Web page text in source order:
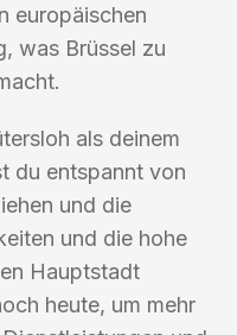
europäischen
was Brüssel zu
als deinem
du entspannt von
und die
und die hohe
Hauptstadt
heute, um mehr